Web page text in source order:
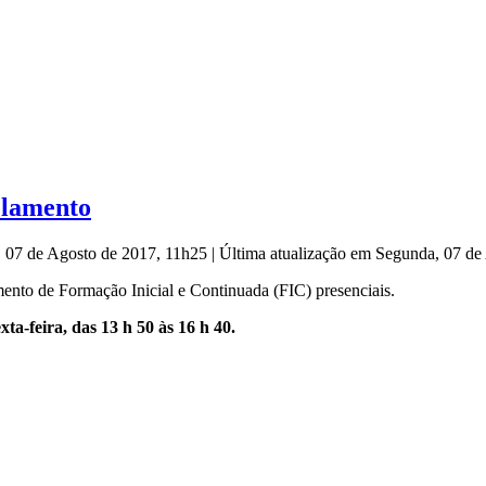
de Agosto de 2017, 11h25 | Última atualização em Segunda, 07
de Formação Inicial e Continuada (FIC) presenciais.
feira, das 13 h 50 às 16 h 40.